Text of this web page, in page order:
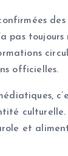
des
pas
officielles.
et